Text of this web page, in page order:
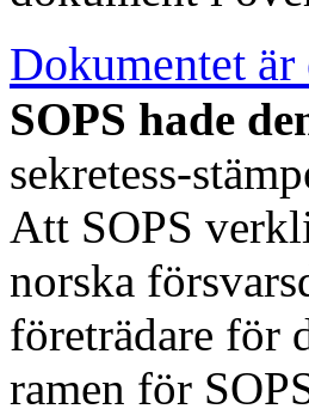
Dokumentet
SOPS hade
sekretess-
Att SOPS
norska
företrädare för
ramen för